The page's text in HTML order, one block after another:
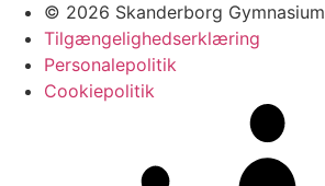
© 2026 Skanderborg Gymnasium
Tilgængelighedserklæring
Personalepolitik
Cookiepolitik